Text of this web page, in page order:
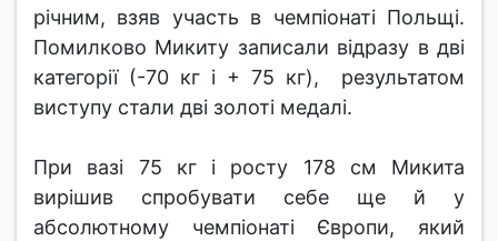
річним, взяв участь в чемпіонаті Польщі.
Помилково Микиту записали відразу в дві
категорії (-70 кг і + 75 кг), результатом
виступу стали дві золоті медалі.
При вазі 75 кг і росту 178 см Микита
вирішив спробувати себе ще й у
абсолютному чемпіонаті Європи, який